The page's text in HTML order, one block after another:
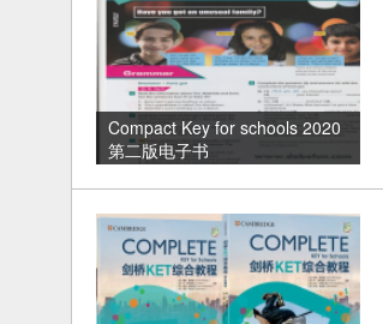
Compact Key for schools 2020
第二版电子书